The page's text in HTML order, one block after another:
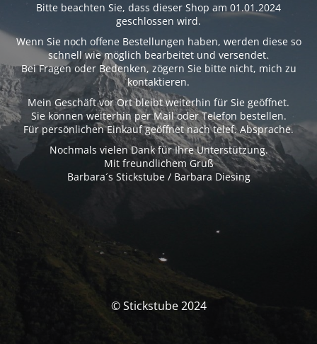
Bitte beachten Sie, dass dieser Shop am 01.01.2024
geschlossen wird.
Wenn Sie noch offene Bestellungen haben, werden diese so
schnell wie möglich bearbeitet und versendet.
Bei Fragen oder Bedenken, zögern Sie bitte nicht, mich zu
kontaktieren.
Mein Geschäft vor Ort bleibt weiterhin für Sie geöffnet.
Sie können weiterhin per Mail oder Telefon bestellen.
Für persönlichen Einkauf geöffnet nach telef. Absprache.
Nochmals vielen Dank für Ihre Unterstützung.
Mit freundlichem Gruß
Barbara´s Stickstube / Barbara Diesing
© Stickstube 2024